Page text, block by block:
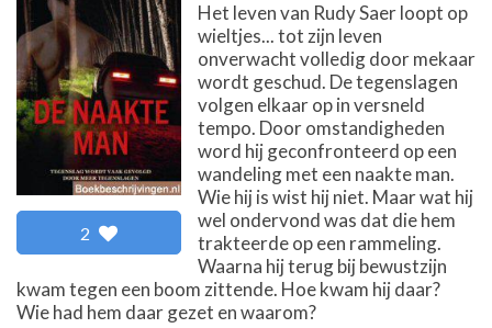
2
Het leven van Rudy Saer loopt op
wieltjes... tot zijn leven
onverwacht volledig door mekaar
wordt geschud. De tegenslagen
volgen elkaar op in versneld
tempo. Door omstandigheden
word hij geconfronteerd op een
wandeling met een naakte man.
Wie hij is wist hij niet. Maar wat hij
wel ondervond was dat die hem
trakteerde op een rammeling.
Waarna hij terug bij bewustzijn
kwam tegen een boom zittende. Hoe kwam hij daar?
Wie had hem daar gezet en waarom?